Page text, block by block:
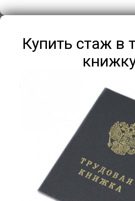
Купить стаж в